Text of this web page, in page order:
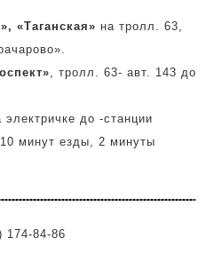
«Таганская» на тролл. 63,
, тролл. 63- авт. 143 до
электричке до -станции
минут езды, 2 минуты
174-84-86